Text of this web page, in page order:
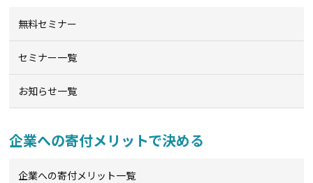
無料セミナー
セミナー一覧
お知らせ一覧
企業への寄付メリットで決める
企業への寄付メリット一覧